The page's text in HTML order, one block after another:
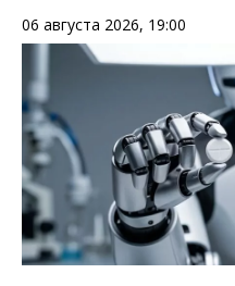
06 августа 2026, 19:00